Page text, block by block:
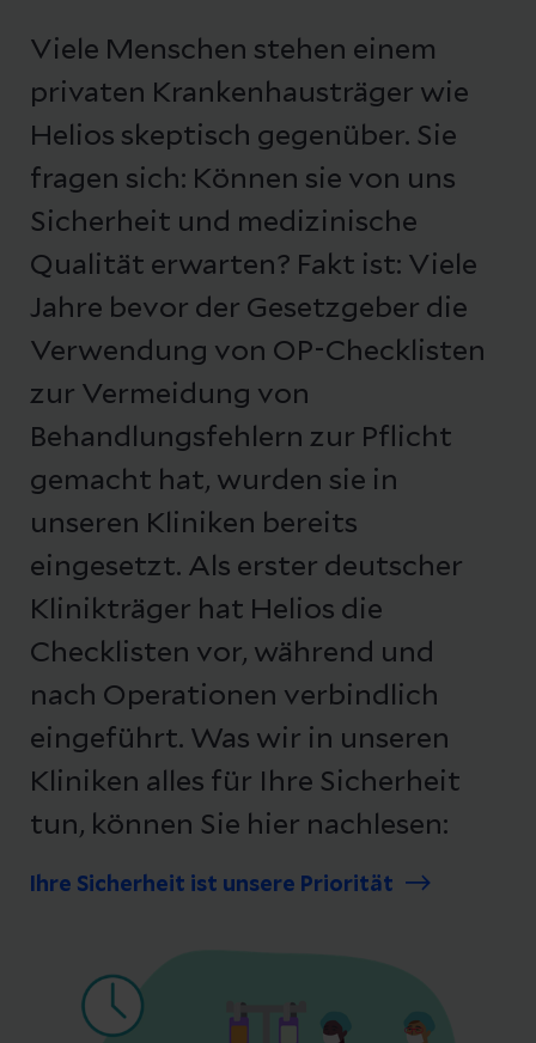
Viele Menschen stehen einem
privaten Krankenhausträger wie
Helios skeptisch gegenüber. Sie
fragen sich: Können sie von uns
Sicherheit und medizinische
Qualität erwarten? Fakt ist: Viele
Jahre bevor der Gesetzgeber die
Verwendung von OP-Checklisten
zur Vermeidung von
Behandlungsfehlern zur Pflicht
gemacht hat, wurden sie in
unseren Kliniken bereits
eingesetzt. Als erster deutscher
Klinikträger hat Helios die
Checklisten vor, während und
nach Operationen verbindlich
eingeführt. Was wir in unseren
Kliniken alles für Ihre Sicherheit
tun, können Sie hier nachlesen:
Ihre Sicherheit ist unsere Priorität